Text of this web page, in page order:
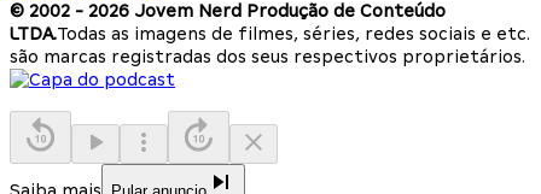
© 2002 - 2026 Jovem Nerd Produção de Conteúdo
LTDA.Todas as imagens de filmes, séries, redes sociais e etc.
são marcas registradas dos seus respectivos proprietários.